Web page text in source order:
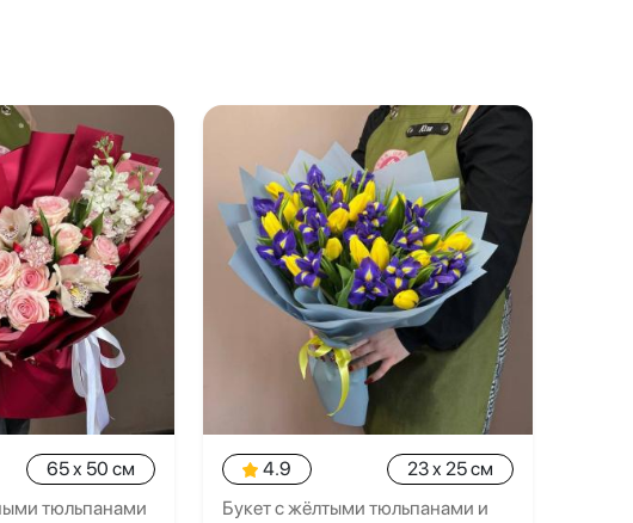
65 x 50 см
тюльпанами
4.9
23 x 25 см
Букет с жёлтыми тюльпанами и